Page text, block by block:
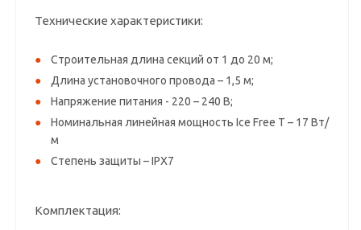
Технические характеристики:
Строительная длина секций от 1 до 20 м;
Длина установочного провода – 1,5 м;
Напряжение питания - 220 – 240 В;
Номинальная линейная мощность Ice Free T – 17 Вт/
м
Степень защиты – IPX7
Комплектация: